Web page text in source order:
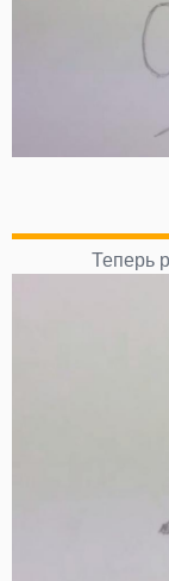
Теперь